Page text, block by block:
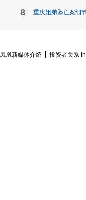
8 重庆姐弟坠亡案细
凤凰新媒体介绍 投资者关系